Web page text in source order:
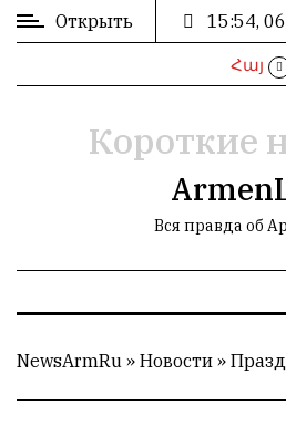
ВХОД
РЕГИСТРАЦИЯ
РЕКЛАМА
Открыть 15:54,
Հայ
Короткие
Вся правда об
NewsArmRu » Новости »